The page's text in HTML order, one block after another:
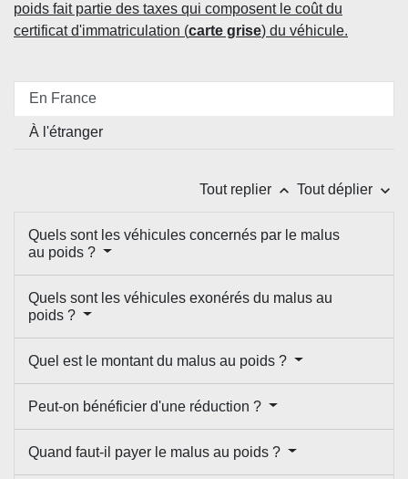
poids fait partie des taxes qui composent le coût du
certificat d'immatriculation (carte grise) du véhicule.
En France
À l'étranger
Tout replier keyboard_arrow_up Tout déplier keyboard_arrow_down
Quels sont les véhicules concernés par le malus
au poids ?
Quels sont les véhicules exonérés du malus au
poids ?
Quel est le montant du malus au poids ?
Peut-on bénéficier d'une réduction ?
Quand faut-il payer le malus au poids ?